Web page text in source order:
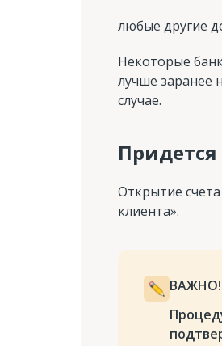
любые другие
Некоторые
лучше заранее
случае.
Открытие
клиента».
ВАЖНО!